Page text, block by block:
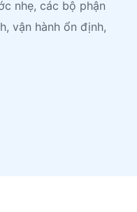
nhẹ, các bộ phận
vận hành ổn định,